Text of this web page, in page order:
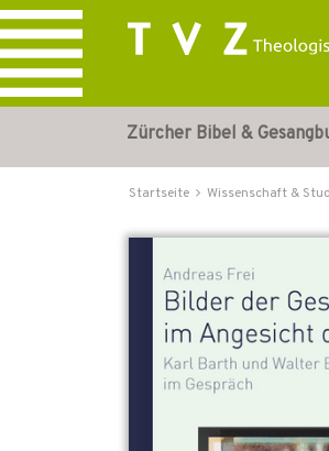
Zürcher Bibel &
Startseite Wissenschaft &